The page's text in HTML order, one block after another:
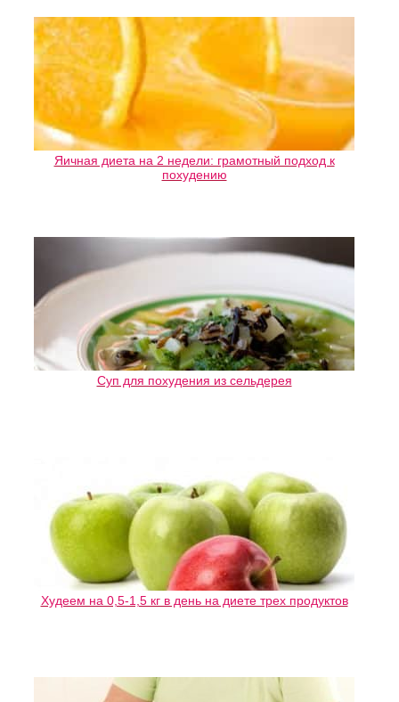
Яичная диета на 2 недели: грамотный подход к
похудению
Суп для похудения из сельдерея
Худеем на 0,5-1,5 кг в день на диете трех продуктов